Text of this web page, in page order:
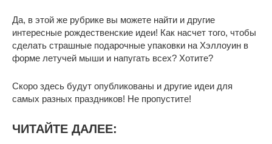
Да, в этой же рубрике вы можете найти и другие
интересные рождественские идеи! Как насчет того, чтобы
сделать страшные подарочные упаковки на Хэллоуин в
форме летучей мыши и напугать всех? Хотите?
Скоро здесь будут опубликованы и другие идеи для
самых разных праздников! Не пропустите!
ЧИТАЙТЕ ДАЛЕЕ: